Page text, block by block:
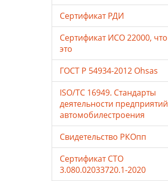
Сертификат РДИ
Сертификат ИСО 22000, что
это
ГОСТ Р 54934-2012 Ohsas
ISO/TC 16949. Стандарты
деятельности предприятий
автомобилестроения
Свидетельство РКОпп
Сертификат СТО
3.080.02033720.1-2020